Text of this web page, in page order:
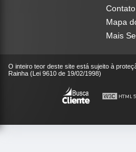
Contato
Mapa
Mais
O inteiro teor deste site está sujeito à
Rainha (Lei 9610 de 19/02/1998)